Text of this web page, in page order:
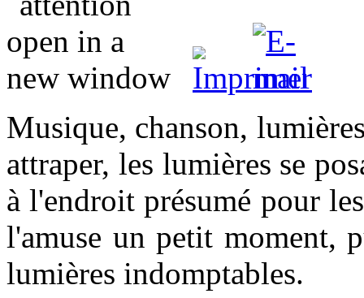
Musique, chanson,
attraper, les lumières se
à l'endroit présumé pour
l'amuse un petit moment,
lumières indomptables.